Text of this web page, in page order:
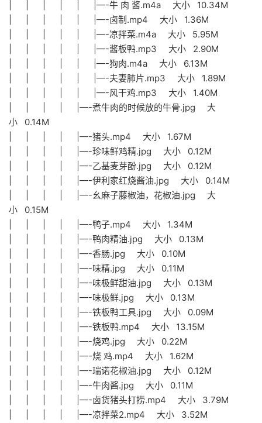
| | | | | |—-牛 肉 酱.m4a 大小 10.34M
| | | | | |—-卤制.mp4 大小 1.36M
| | | | | |—-凉拌菜.m4a 大小 5.95M
| | | | | |—-酱板鸭.mp3 大小 2.90M
| | | | | |—-狗肉.m4a 大小 6.13M
| | | | | |—-夫妻肺片.mp3 大小 1.89M
| | | | | |—-风干鸡.mp3 大小 1.40M
| | | | |—-煮牛肉的时候放的牛骨.jpg 大
小 0.14M
| | | | |—-猪头.mp4 大小 1.67M
| | | | |—-珍味鲜鸡精.jpg 大小 0.12M
| | | | |—-乙基麦芽酚.jpg 大小 0.12M
| | | | |—-伊利家红烧酱油.jpg 大小 0.14M
| | | | |—-幺麻子藤椒油，花椒油.jpg 大
小 0.15M
| | | | |—-鸭子.mp4 大小 1.34M
| | | | |—-鸭肉精油.jpg 大小 0.13M
| | | | |—-香肠.jpg 大小 0.10M
| | | | |—-味精.jpg 大小 0.11M
| | | | |—-味极鲜甜油.jpg 大小 0.13M
| | | | |—-味极鲜.jpg 大小 0.13M
| | | | |—-铁板鸭工具.jpg 大小 0.09M
| | | | |—-铁板鸭.mp4 大小 13.15M
| | | | |—-烧鸡.jpg 大小 0.22M
| | | | |—-烧 鸡.mp4 大小 1.62M
| | | | |—-瑞诺花椒油.jpg 大小 0.12M
| | | | |—-牛肉酱.jpg 大小 0.11M
| | | | |—-卤货猪头打捞.mp4 大小 3.79M
| | | | |—-凉拌菜2.mp4 大小 3.52M